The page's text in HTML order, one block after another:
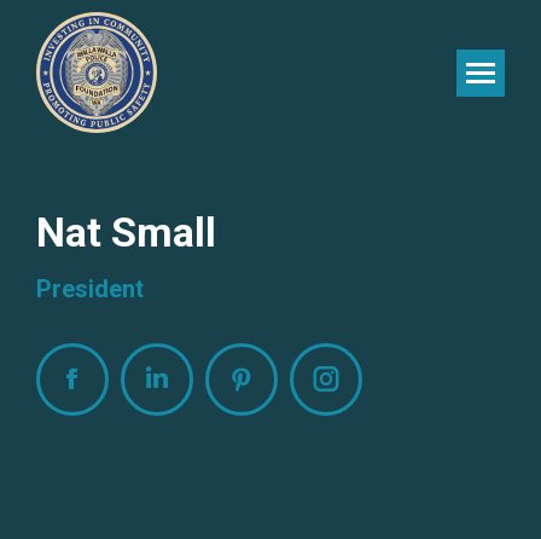
Nat Small
President
FacebookLinkedinPinterestInstagram